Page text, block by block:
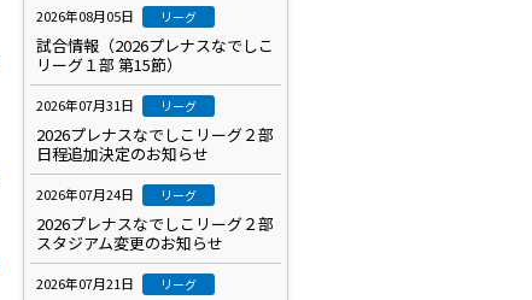
2026年08月05日 リーグ
試合情報（2026プレナスなでしこ
リーグ１部 第15節）
2026年07月31日 リーグ
2026プレナスなでしこリーグ２部
日程追加決定のお知らせ
2026年07月24日 リーグ
2026プレナスなでしこリーグ２部
スタジアム変更のお知らせ
2026年07月21日 リーグ